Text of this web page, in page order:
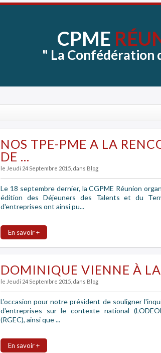
CPME
" La Confédération
NOS TPE-PME A LA
DE ...
le Jeudi 24 Septembre 2015 , dans Blog
Le 18 septembre dernier, la CGPME Réunion
édition des Déjeuners des Talents et du
d'entreprises ont ainsi pu...
En savoir +
DOMINIQUE VIENNE À
le Jeudi 24 Septembre 2015 , dans Blog
L'occasion pour notre président de souligner
d'entreprises sur le contexte national
(RGEC), ainsi que ...
En savoir +